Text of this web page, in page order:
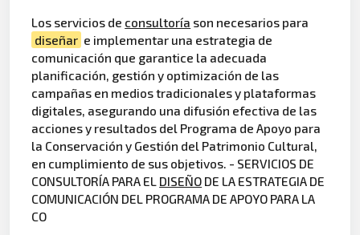
Los servicios de consultoría son necesarios para
diseñar e implementar una estrategia de
comunicación que garantice la adecuada
planificación, gestión y optimización de las
campañas en medios tradicionales y plataformas
digitales, asegurando una difusión efectiva de las
acciones y resultados del Programa de Apoyo para
la Conservación y Gestión del Patrimonio Cultural,
en cumplimiento de sus objetivos. - SERVICIOS DE
CONSULTORÍA PARA EL DISEÑO DE LA ESTRATEGIA DE
COMUNICACIÓN DEL PROGRAMA DE APOYO PARA LA
CO